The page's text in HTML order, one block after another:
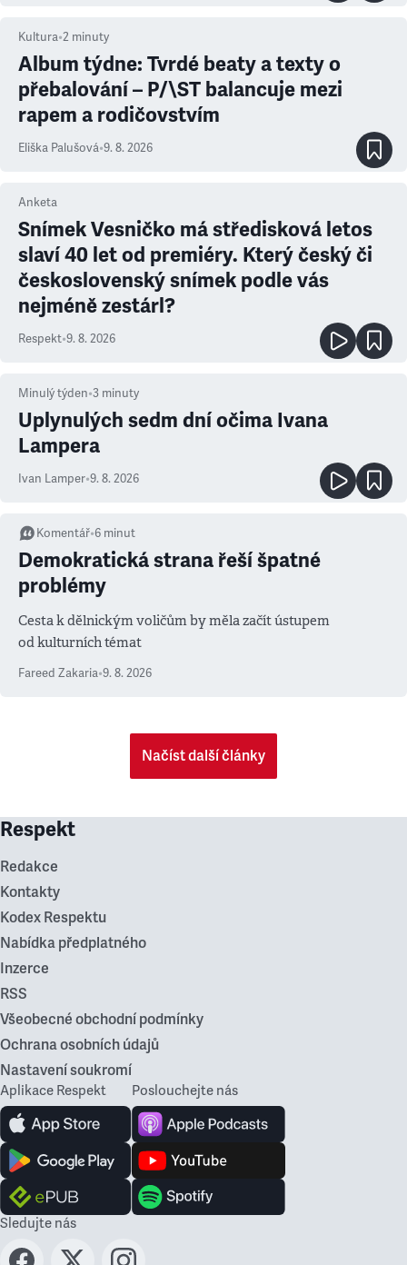
Kultura•2 minuty
Album týdne: Tvrdé beaty a texty o
přebalování – P/\ST balancuje mezi
rapem a rodičovstvím
Eliška Palušová•9. 8. 2026
Anketa
Snímek Vesničko má středisková letos
slaví 40 let od premiéry. Který český či
československý snímek podle vás
nejméně zestárl?
Respekt•9. 8. 2026
Minulý týden•3 minuty
Uplynulých sedm dní očima Ivana
Lampera
Ivan Lamper•9. 8. 2026
Komentář•6 minut
Demokratická strana řeší špatné
problémy
Cesta k dělnickým voličům by měla začít ústupem
od kulturních témat
Fareed Zakaria•9. 8. 2026
Načíst další články
Respekt
Redakce
Kontakty
Kodex Respektu
Nabídka předplatného
Inzerce
RSS
Všeobecné obchodní podmínky
Ochrana osobních údajů
Nastavení soukromí
Aplikace Respekt Poslouchejte nás
Sledujte nás